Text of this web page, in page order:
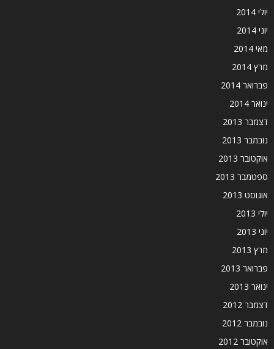
יולי 2014
יוני 2014
מאי 2014
מרץ 2014
פברואר 2014
ינואר 2014
דצמבר 2013
נובמבר 2013
אוקטובר 2013
ספטמבר 2013
אוגוסט 2013
יולי 2013
יוני 2013
מרץ 2013
פברואר 2013
ינואר 2013
דצמבר 2012
נובמבר 2012
אוקטובר 2012